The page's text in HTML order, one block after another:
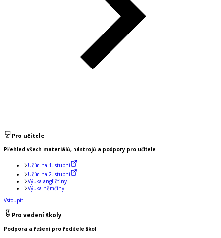
Pro učitele
Přehled všech materiálů, nástrojů a podpory pro učitele
Učím na 1. stupni
Učím na 2. stupni
Výuka angličtiny
Výuka němčiny
Vstoupit
Pro vedení školy
Podpora a řešení pro ředitele škol